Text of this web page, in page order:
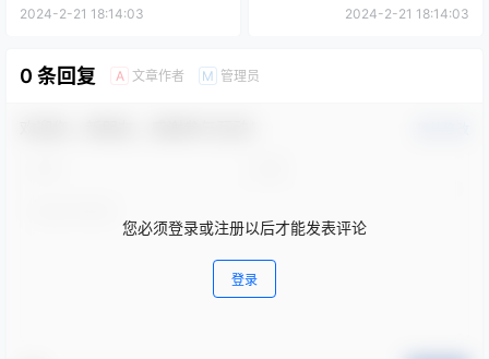
2024-2-21 18:14:03
部变压器、综合监控系统、收
2024-2-21 18:14:03
0 条回复 A 文章作者 M 管理员
您必须登录或注册以后才能发表评论
登录